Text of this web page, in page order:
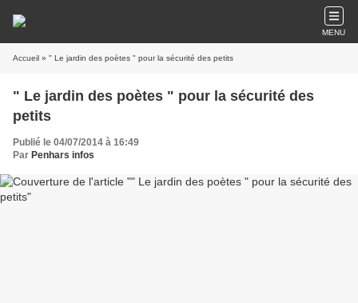
MENU
Accueil » " Le jardin des poètes " pour la sécurité des petits
" Le jardin des poètes " pour la sécurité des
petits
Publié le 04/07/2014 à 16:49
Par Penhars infos